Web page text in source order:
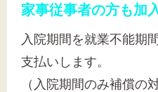
家事従事者の方も加
入院期間を就業不能期
支払いします。
（入院期間のみ補償の